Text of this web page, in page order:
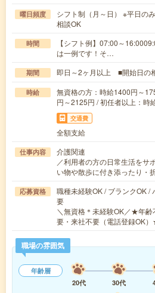
曜日頻度
シフト制（月～日） ※平日の
相談OK
時間
【シフト例】07:00～
は一例です！そ…
期間 即日～2ヶ月以上 ■開始日の
時給
無資格の方：時給1400円～
円～2125円 / 初任者以上：時
交通費
全額支給
仕事内容
介護関連
／利用者の方の日常生活を
い物や散歩に付き添ったり・
応募資格
職種未経験OK / ブランクOK /
要
＼無資格＊未経験OK／★年
要・来社不要（電話登録OK
職場の雰囲気
年齢層
20代
30代